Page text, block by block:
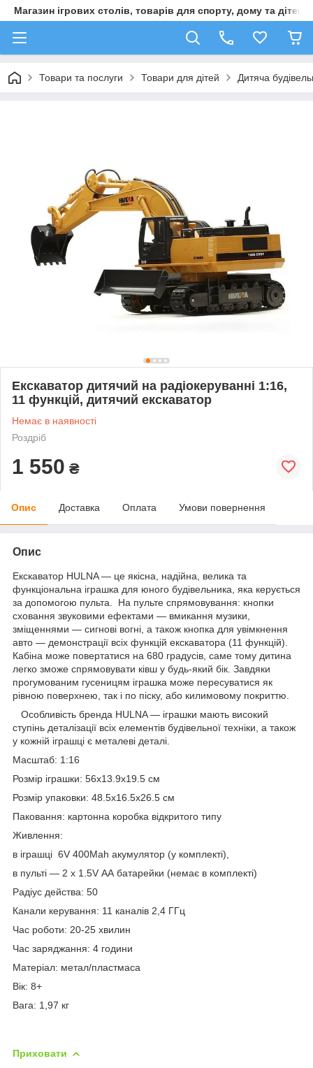
Магазин ігрових столів, товарів для спорту, дому та дітей
Товари та послуги Товари для дітей Дитяча
Екскаватор дитячий на радіокеруванні 1:16,
11 функцій, дитячий екскаватор
Немає в наявності
Роздріб
1 550 ₴
Опис Доставка Оплата Умови повернення
Опис
Екскаватор HULNA — це якісна, надійна, велика та
функціональна іграшка для юного будівельника, яка керується
за допомогою пульта. Ha пультe спрямовування: кнопки
сховання звуковими ефектами — вмикання музики,
зміщеннями — сигнові вогні, а також кнопка для увімкнення
авто — демонстрації всіх функцій екскаватора (11 функцій).
Кабіна може повертатися на 680 градусів, саме тому дитина
легко зможе спрямовувати ківш у будь-який бік. Завдяки
прогумованим гусеницям іграшка може пересуватися як
рівною поверхнею, так і по піску, або килимовому покриттю.
Особливість бренда HULNA — іграшки мають високий
ступінь деталізації всіх елементів будівельної техніки, а також
у кожній іграшці є металеві деталі.
Масштаб: 1:16
Розмір іграшки: 56х13.9х19.5 см
Розмір упаковки: 48.5х16.5х26.5 см
Паковання: картонна коробка відкритого типу
Живлення:
в іграшці 6V 400Mah акумулятор (у комплекті),
в пульті — 2 х 1.5V АА батарейки (немає в комплекті)
Рaдіус дeйства: 50
Канали керування: 11 каналів 2,4 ГГц
Час роботи: 20-25 хвилин
Час заряджання: 4 години
Матеріал: метал/пластмаса
Вік: 8+
Вага: 1,97 кг
Приховати